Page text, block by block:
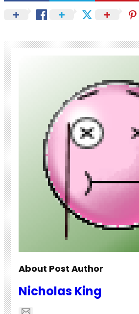
About Post Author
Nicholas King